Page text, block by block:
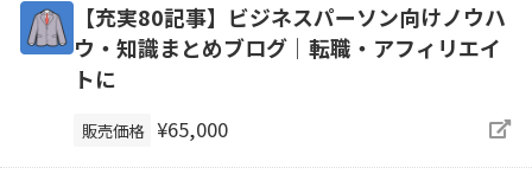
【充実80記事】ビジネスパーソン向けノウハ
ウ・知識まとめブログ｜転職・アフィリエイ
トに
販売価格 ¥65,000